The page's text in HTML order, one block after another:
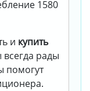
1580
и купить
рады
помогут